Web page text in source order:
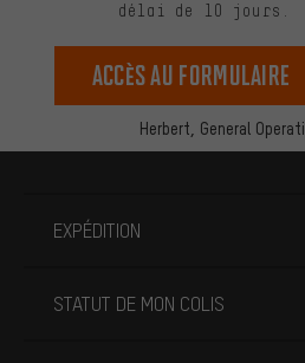
Herbert, General
délai de 10 jours.
Accès au formulaire
EXPÉDITION
STATUT DE MON COLIS